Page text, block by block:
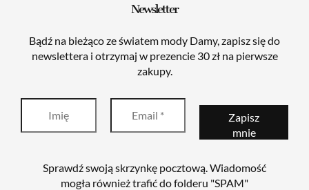
Newsletter
Bądź na bieżąco ze światem mody Damy, zapisz się do
newslettera i otrzymaj w prezencie 30 zł na pierwsze
zakupy.
Sprawdź swoją skrzynkę pocztową. Wiadomość
mogła również trafić do folderu "SPAM"